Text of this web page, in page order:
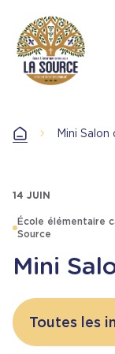
contenu
principal
AccueilMini Salon
14 JUIN
École élémentaire
Source
Mini
Toutes les